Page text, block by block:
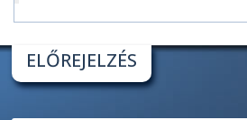
ELŐREJELZÉS